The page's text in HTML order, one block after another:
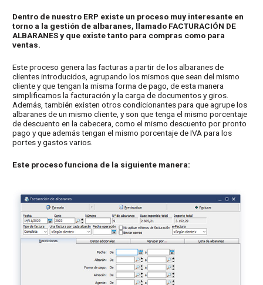
Dentro de nuestro ERP existe un proceso muy interesante en
torno a la gestión de albaranes, llamado FACTURACIÓN DE
ALBARANES y que existe tanto para compras como para
ventas.
Este proceso genera las facturas a partir de los albaranes de
clientes introducidos, agrupando los mismos que sean del mismo
cliente y que tengan la misma forma de pago, de esta manera
simplificamos la facturación y la carga de documentos y giros.
Además, también existen otros condicionantes para que agrupe los
albaranes de un mismo cliente, y son que tenga el mismo porcentaje
de descuento en la cabecera, como el mismo descuento por pronto
pago y que además tengan el mismo porcentaje de IVA para los
portes y gastos varios.
Este proceso funciona de la siguiente manera: